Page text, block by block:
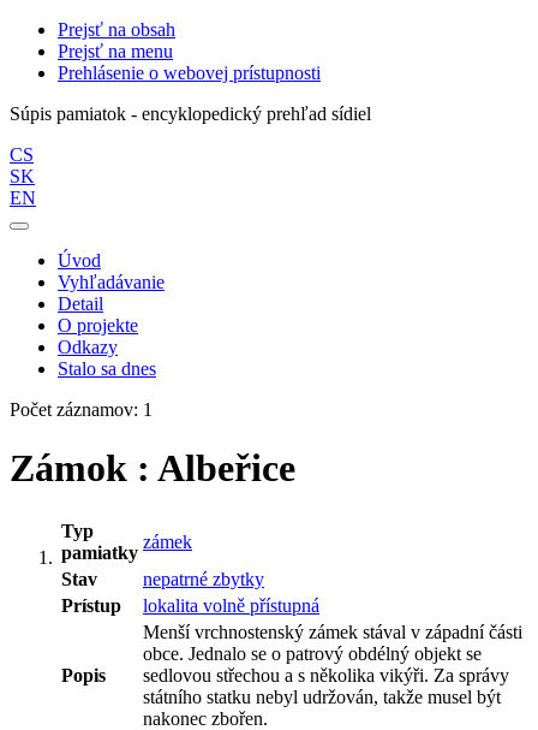
Prejsť na obsah
Prejsť na menu
Prehlásenie o webovej prístupnosti
Súpis pamiatok - encyklopedický prehľad sídiel
CS
SK
EN
Úvod
Vyhľadávanie
Detail
O projekte
Odkazy
Stalo sa dnes
Počet záznamov: 1
Zámok : Albeřice
Typ
pamiatky
zámek
Stav
nepatrné zbytky
Prístup
lokalita volně přístupná
Popis
Menší vrchnostenský zámek stával v západní části
obce. Jednalo se o patrový obdélný objekt se
sedlovou střechou a s několika vikýři. Za správy
státního statku nebyl udržován, takže musel být
nakonec zbořen.